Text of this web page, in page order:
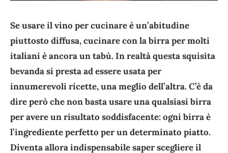
Se usare il vino per cucinare è un’abitudine
piuttosto diffusa, cucinare con la birra per molti
italiani è ancora un tabù. In realtà questa squisita
bevanda si presta ad essere usata per
innumerevoli ricette, una meglio dell’altra. C’è da
dire però che non basta usare una qualsiasi birra
per avere un risultato soddisfacente: ogni birra è
l’ingrediente perfetto per un determinato piatto.
Diventa allora indispensabile saper scegliere il